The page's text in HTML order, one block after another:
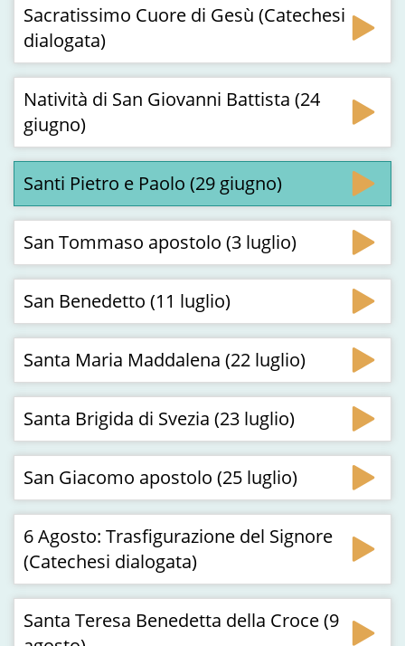
Sacratissimo Cuore di Gesù (Catechesi
dialogata)
Natività di San Giovanni Battista (24
giugno)
Santi Pietro e Paolo (29 giugno)
San Tommaso apostolo (3 luglio)
San Benedetto (11 luglio)
Santa Maria Maddalena (22 luglio)
Santa Brigida di Svezia (23 luglio)
San Giacomo apostolo (25 luglio)
6 Agosto: Trasfigurazione del Signore
(Catechesi dialogata)
Santa Teresa Benedetta della Croce (9